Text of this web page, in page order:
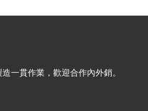
一貫作業，歡迎合作內外銷。